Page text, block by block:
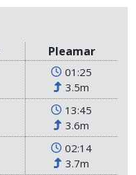
Pleamar
01:25
3.5m
13:45
3.6m
02:14
3.7m